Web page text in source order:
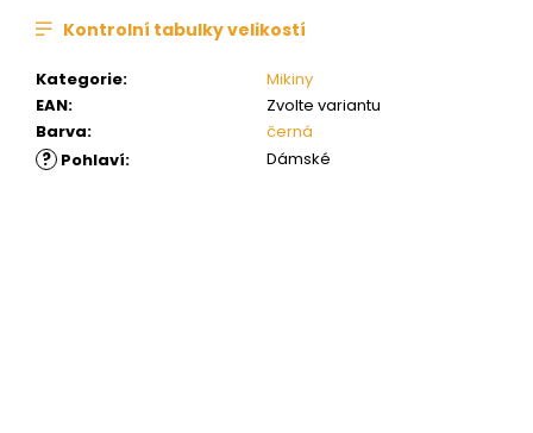
Kategorie:
Mikiny
EAN:
Zvolte variantu
Barva: černá
? Pohlaví: Dámské
Kontrolní tabulky velikostí